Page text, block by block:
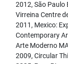
2012, São Paulo
Virreina Centre
2011, Mexico:
Contemporary
Arte Moderno
2009, Circular